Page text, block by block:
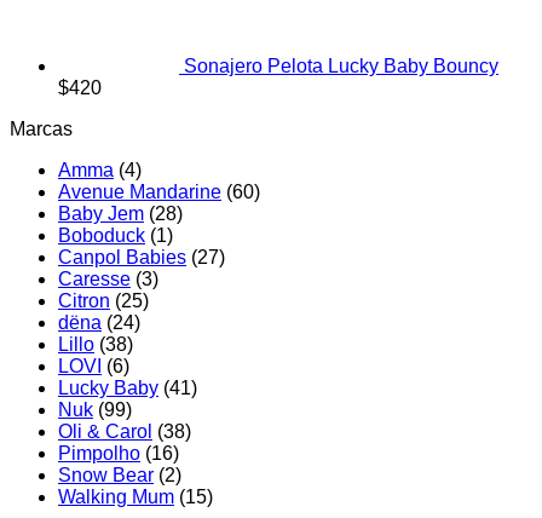
Sonajero Pelota Lucky Baby Bouncy
$420
Marcas
Amma (4)
Avenue Mandarine (60)
Baby Jem (28)
Boboduck (1)
Canpol Babies (27)
Caresse (3)
Citron (25)
dëna (24)
Lillo (38)
LOVI (6)
Lucky Baby (41)
Nuk (99)
Oli & Carol (38)
Pimpolho (16)
Snow Bear (2)
Walking Mum (15)